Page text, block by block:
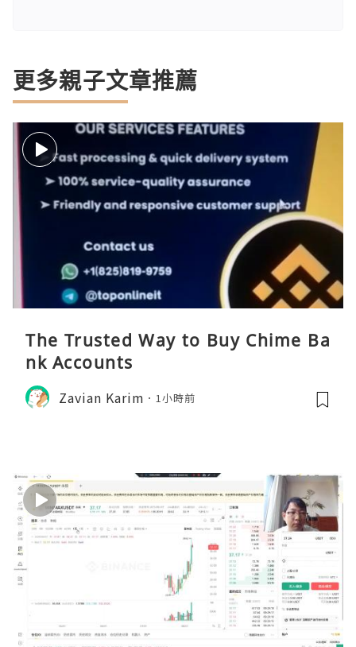
更多親子文章推薦
The Trusted Way to Buy Chime Ba
nk Accounts
Zavian Karim 1小時前